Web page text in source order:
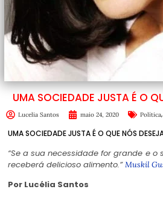
UMA SOCIEDADE JUSTA É O
Lucelia Santos maio 24, 2020 Política,
UMA SOCIEDADE JUSTA É O QUE NÓS
“Se a sua necessidade for grande e o
receberá delicioso alimento.”Muskil
Por Lucélia Santos